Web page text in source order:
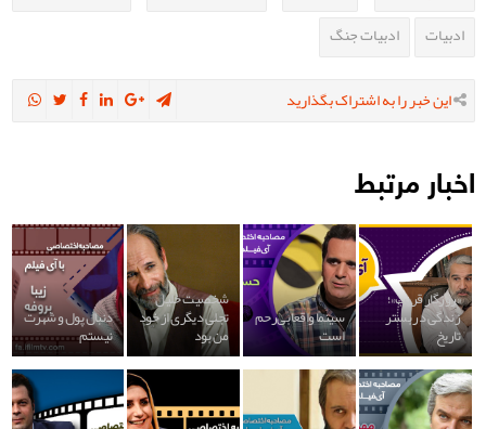
ادبیات
ادبیات جنگ
این خبر را به اشتراک بگذارید
اخبار مرتبط
«روزگار قریب»؛
زندگی در بستر
تاریخ
سینما واقعا بی‌رحم
است
شخصیت خلیل
تجلی دیگری از خود
من بود
دنبال پول و شهرت
نیستم